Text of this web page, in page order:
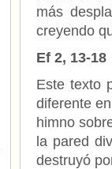
más
creyendo
Ef 2, 13-18
Este texto
diferente
himno
la pared
destruyó